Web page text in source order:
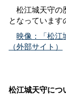
松江城天守の
となっています
映像：「松江
（外部サイト）
松江城天守につ